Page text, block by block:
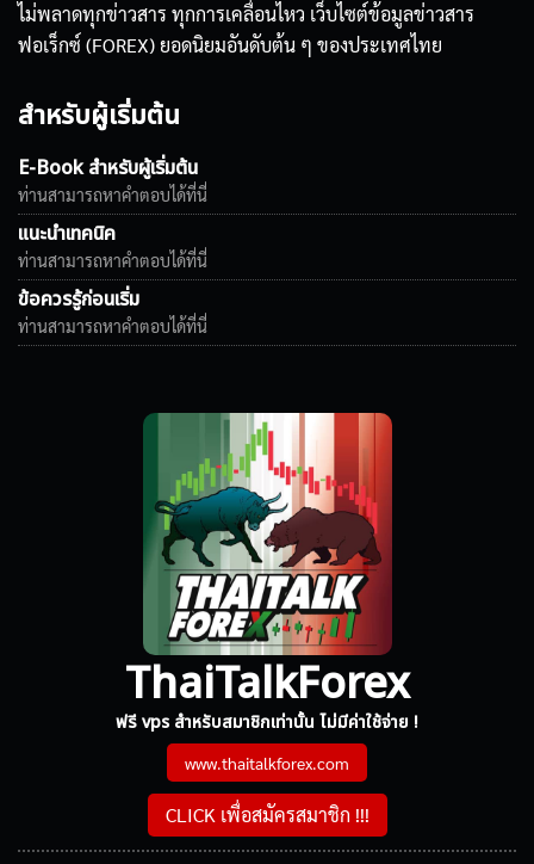
ไม่พลาดทุกข่าวสาร ทุกการเคลื่อนไหว เว็บไซต์ข้อมูลข่าวสาร
ฟอเร็กซ์ (FOREX) ยอดนิยมอันดับต้น ๆ ของประเทศไทย
สำหรับผู้เริ่มต้น
E-Book สำหรับผู้เริ่มต้น
ท่านสามารถหาคำตอบได้ที่นี่
แนะนำเทคนิค
ท่านสามารถหาคำตอบได้ที่นี่
ข้อควรรู้ก่อนเริ่ม
ท่านสามารถหาคำตอบได้ที่นี่
ThaiTalkForex
ฟรี vps สำหรับสมาชิกเท่านั้น ไม่มีค่าใช้จ่าย !
www.thaitalkforex.com
CLICK เพื่อสมัครสมาชิก !!!